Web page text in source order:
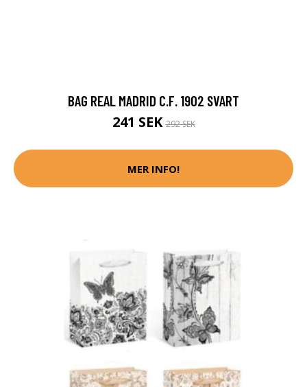
BAG REAL MADRID C.F. 1902 SVART
241 SEK292 SEK
MER INFO!